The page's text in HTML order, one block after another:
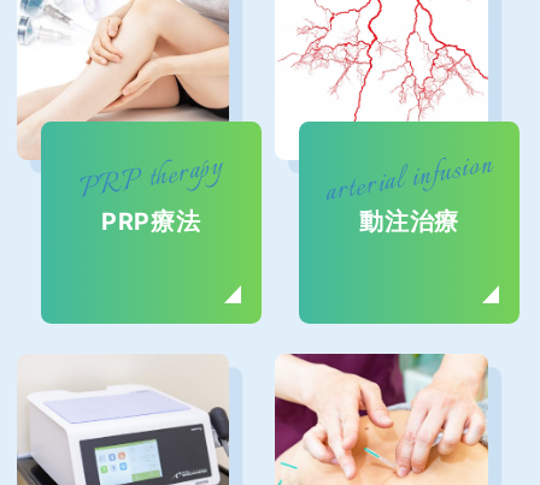
PRP therapy
PRP療法
arterial infusion
動注治療